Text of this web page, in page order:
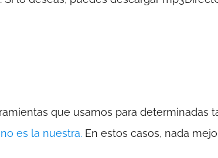
que usamos para determinadas
es la nuestra. En estos casos, nada